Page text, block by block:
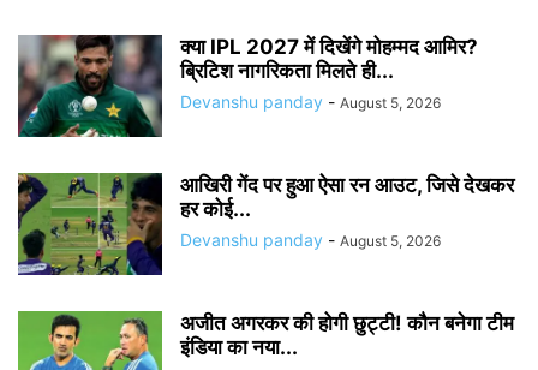
क्या IPL 2027 में दिखेंगे मोहम्मद आमिर?
ब्रिटिश नागरिकता मिलते ही...
Devanshu panday - August 5, 2026
आखिरी गेंद पर हुआ ऐसा रन आउट, जिसे देखकर
हर कोई...
Devanshu panday - August 5, 2026
अजीत अगरकर की होगी छुट्टी! कौन बनेगा टीम
इंडिया का नया...